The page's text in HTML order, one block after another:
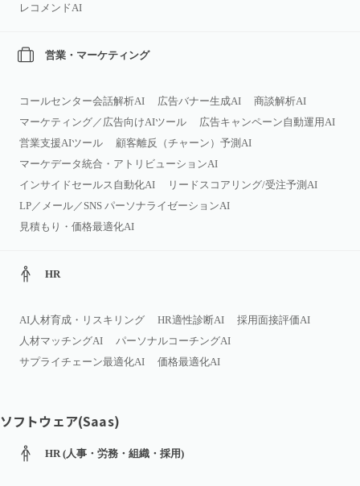
レコメンドAI
営業・マーケティング
コールセンター会話解析AI 広告バナー生成AI
商談解析AI
マーケティング／広告向けAIツール
広告キャンペーン自動運用AI
営業支援AIツール
顧客離反（チャーン）予測AI
マーケデータ統合・アトリビューションAI
インサイドセールス自動化AI
リードスコアリング/受注予測AI
LP／メール／SNS パーソナライゼーションAI
見積もり・価格最適化AI
HR
AI人材育成・リスキリング HR適性診断AI
採用面接評価AI
人材マッチングAI
パーソナルコーチングAI
サプライチェーン最適化AI
価格最適化AI
ソフトウェア(Saas)
HR (人事・労務・組織・採用)